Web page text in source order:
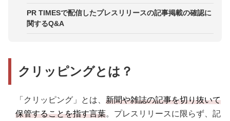
できる
PR TIMESで配信したプレスリリースの記事掲載の確認に
関するQ&A
クリッピングとは？
「クリッピング」とは、 新聞や雑誌の記事を切り抜いて
保管することを指す言葉。プレスリリースに限らず、記